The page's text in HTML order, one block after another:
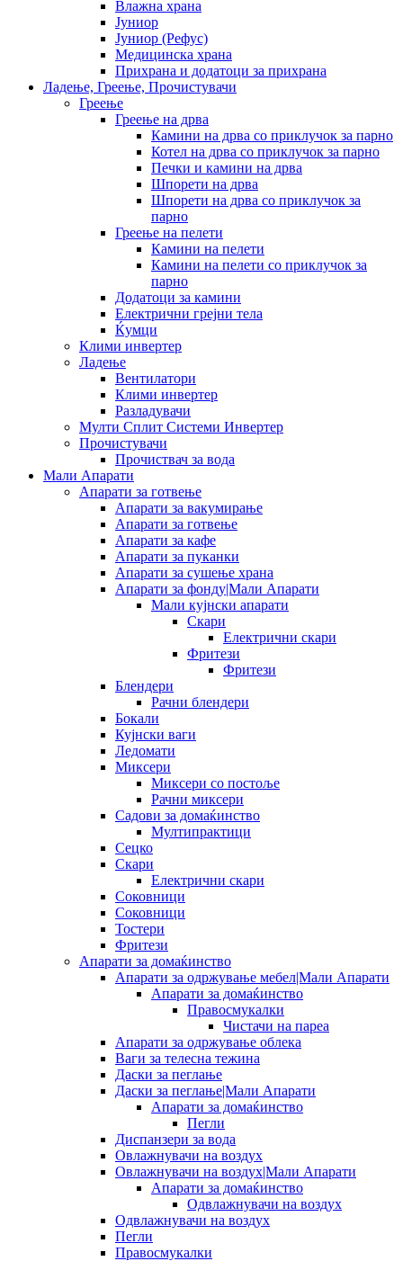
Влажна храна
Јуниор
Јуниор (Рефус)
Медицинска храна
Прихрана и додатоци за прихрана
Ладење, Греење, Прочистувачи
Греење
Греење на дрва
Камини на дрва со приклучок за парно
Котел на дрва со приклучок за парно
Печки и камини на дрва
Шпорети на дрва
Шпорети на дрва со приклучок за
парно
Греење на пелети
Камини на пелети
Камини на пелети со приклучок за
парно
Додатоци за камини
Електрични грејни тела
Ќумци
Клими инвертер
Ладење
Вентилатори
Клими инвертер
Разладувачи
Мулти Сплит Системи Инвертер
Прочистувачи
Прочиствач за вода
Мали Апарати
Апарати за готвење
Апарати за вакумирање
Апарати за готвење
Апарати за кафе
Апарати за пуканки
Апарати за сушење храна
Апарати за фонду|Мали Апарати
Мали кујнски апарати
Скари
Електрични скари
Фритези
Фритези
Блендери
Рачни блендери
Бокали
Кујнски ваги
Ледомати
Миксери
Миксери со постоље
Рачни миксери
Садови за домаќинство
Мултипрактици
Сецко
Скари
Електрични скари
Соковници
Соковници
Тостери
Фритези
Апарати за домаќинство
Апарати за одржување мебел|Мали Апарати
Апарати за домаќинство
Правосмукалки
Чистачи на пареа
Апарати за одржување облека
Ваги за телесна тежина
Даски за пеглање
Даски за пеглање|Мали Апарати
Апарати за домаќинство
Пегли
Диспанзери за вода
Овлажнувачи на воздух
Овлажнувачи на воздух|Мали Апарати
Апарати за домаќинство
Одвлажнувачи на воздух
Одвлажнувачи на воздух
Пегли
Правосмукалки